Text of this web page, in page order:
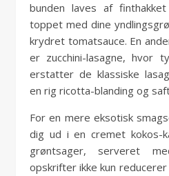
bunden laves af
toppet med dine
krydret tomatsauce. En
er zucchini-lasagne, hvor
erstatter de klassiske
en rig ricotta-blanding og
For en mere eksotisk
dig ud i en cremet kokos-
grøntsager, serveret
opskrifter ikke kun